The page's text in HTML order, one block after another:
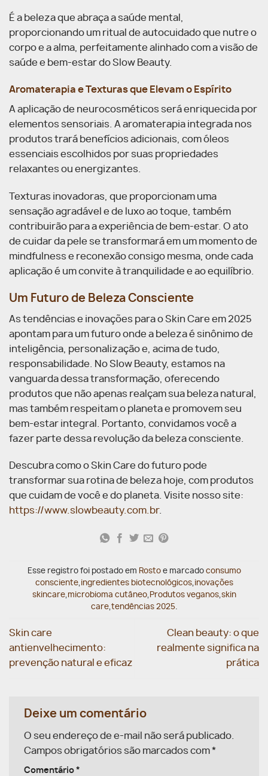
É a beleza que abraça a saúde mental,
proporcionando um ritual de autocuidado que nutre o
corpo e a alma, perfeitamente alinhado com a visão de
saúde e bem-estar do Slow Beauty.
Aromaterapia e Texturas que Elevam o Espírito
A aplicação de neurocosméticos será enriquecida por
elementos sensoriais. A aromaterapia integrada nos
produtos trará benefícios adicionais, com óleos
essenciais escolhidos por suas propriedades
relaxantes ou energizantes.
Texturas inovadoras, que proporcionam uma
sensação agradável e de luxo ao toque, também
contribuirão para a experiência de bem-estar. O ato
de cuidar da pele se transformará em um momento de
mindfulness e reconexão consigo mesma, onde cada
aplicação é um convite à tranquilidade e ao equilíbrio.
Um Futuro de Beleza Consciente
As tendências e inovações para o Skin Care em 2025
apontam para um futuro onde a beleza é sinônimo de
inteligência, personalização e, acima de tudo,
responsabilidade. No Slow Beauty, estamos na
vanguarda dessa transformação, oferecendo
produtos que não apenas realçam sua beleza natural,
mas também respeitam o planeta e promovem seu
bem-estar integral. Portanto, convidamos você a
fazer parte dessa revolução da beleza consciente.
Descubra como o Skin Care do futuro pode
transformar sua rotina de beleza hoje, com produtos
que cuidam de você e do planeta. Visite nosso site:
https://www.slowbeauty.com.br.
Esse registro foi postado em Rostoe marcado consumo
consciente, ingredientes biotecnológicos, inovações
skincare, microbioma cutâneo, Produtos veganos, skin
care, tendências 2025.
Skin care
antienvelhecimento:
prevenção natural e eficaz
Clean beauty: o que
realmente significa na
prática
Deixe um comentário
O seu endereço de e-mail não será publicado.
Campos obrigatórios são marcados com*
Comentário *